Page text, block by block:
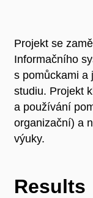
Projekt se
Informačního
s pomůckami a
studiu. Projekt
a používání
organizační) a
výuky.
Results